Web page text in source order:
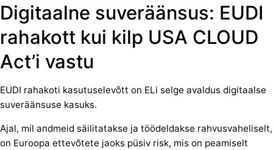
Digitaalne suveräänsus: EUDI
rahakott kui kilp USA CLOUD
Act’i vastu
EUDI rahakoti kasutuselevõtt on ELi selge avaldus digitaalse
suveräänsuse kasuks.
Ajal, mil andmeid säilitatakse ja töödeldakse rahvusvaheliselt,
on Euroopa ettevõtete jaoks püsiv risk, mis on peamiselt